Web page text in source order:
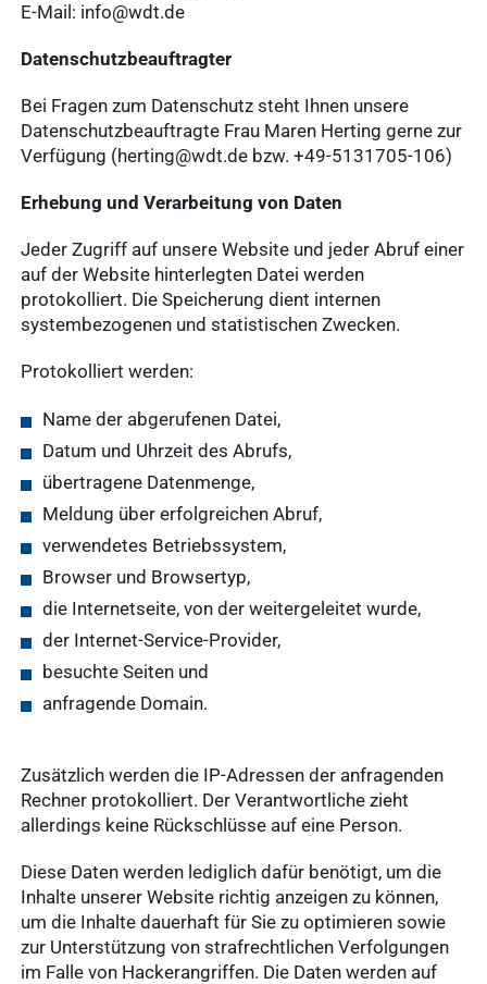
E-Mail: info@wdt.de
Datenschutzbeauftragter
Bei Fragen zum Datenschutz steht Ihnen unsere
Datenschutzbeauftragte Frau Maren Herting gerne zur
Verfügung (herting@wdt.de bzw. +49-5131705-106)
Erhebung und Verarbeitung von Daten
Jeder Zugriff auf unsere Website und jeder Abruf einer
auf der Website hinterlegten Datei werden
protokolliert. Die Speicherung dient internen
systembezogenen und statistischen Zwecken.
Protokolliert werden:
Name der abgerufenen Datei,
Datum und Uhrzeit des Abrufs,
übertragene Datenmenge,
Meldung über erfolgreichen Abruf,
verwendetes Betriebssystem,
Browser und Browsertyp,
die Internetseite, von der weitergeleitet wurde,
der Internet-Service-Provider,
besuchte Seiten und
anfragende Domain.
Zusätzlich werden die IP-Adressen der anfragenden
Rechner protokolliert. Der Verantwortliche zieht
allerdings keine Rückschlüsse auf eine Person.
Diese Daten werden lediglich dafür benötigt, um die
Inhalte unserer Website richtig anzeigen zu können,
um die Inhalte dauerhaft für Sie zu optimieren sowie
zur Unterstützung von strafrechtlichen Verfolgungen
im Falle von Hackerangriffen. Die Daten werden auf